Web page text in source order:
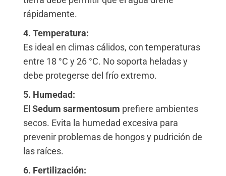
rápidamente.
4. Temperatura:
Es ideal en climas cálidos, con temperaturas
entre 18 °C y 26 °C. No soporta heladas y
debe protegerse del frío extremo.
5. Humedad:
El Sedum sarmentosum prefiere ambientes
secos. Evita la humedad excesiva para
prevenir problemas de hongos y pudrición de
las raíces.
6. Fertilización: